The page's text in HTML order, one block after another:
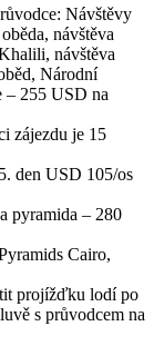
Návštěvy
návštěva
návštěva
Národní
– 255 USD na
zájezdu je 15
den USD 105/os
pyramida – 280
Cairo,
projížďku lodí po
s průvodcem na